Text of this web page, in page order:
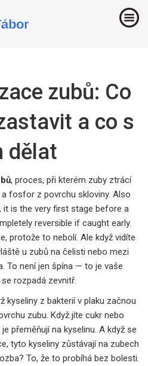
zubů: Co
a co s
dělat
, proces, při kterém zuby ztrácí
a fosfor z povrchu skloviny. Also
, it is the very first stage before a
reversible if caught early.
protože to nebolí. Ale když vidíte
u zubů na čelisti nebo mezi
To není jen špína — to je vaše
rozpadá zevnitř.
kyseliny z bakterií v plaku začnou
zubu. Když jíte cukr nebo
přeměňují na kyselinu. A když se
tyto kyseliny zůstávají na zubech
To, že to probíhá bez bolesti.